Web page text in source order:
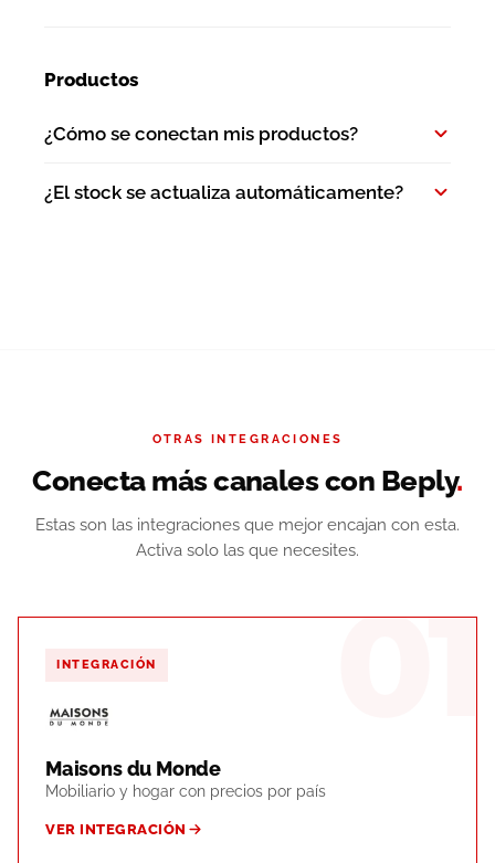
Productos
¿Cómo se conectan mis productos?
¿El stock se actualiza automáticamente?
OTRAS INTEGRACIONES
Conecta más canales con Beply.
Estas son las integraciones que mejor encajan con esta.
Activa solo las que necesites.
01
INTEGRACIÓN
Maisons du Monde
Mobiliario y hogar con precios por país
VER INTEGRACIÓN